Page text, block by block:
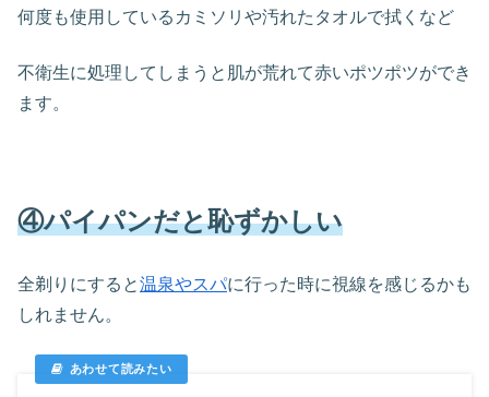
何度も使用しているカミソリや汚れたタオルで拭くなど
不衛生に処理してしまうと肌が荒れて赤いポツポツができ
ます。
④パイパンだと恥ずかしい
全剃りにすると温泉やスパに行った時に視線を感じるかも
しれません。